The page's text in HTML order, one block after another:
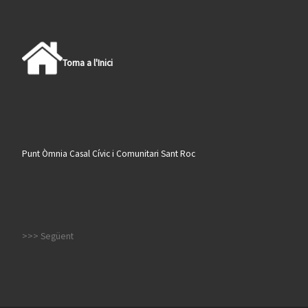
Torna a l'Inici
Punt Òmnia Casal Cívic i Comunitari Sant Roc
>>> Següent